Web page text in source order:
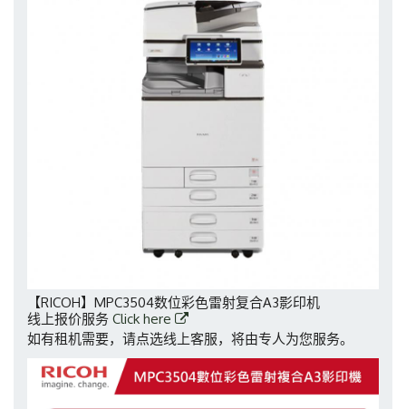
【RICOH】MPC3504数位彩色雷射复合A3影印机
线上报价服务 Click here
如有租机需要，请点选线上客服，将由专人为您服务。